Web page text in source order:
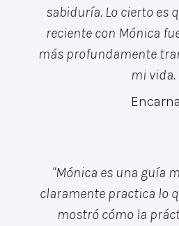
sabiduría. Lo cierto es
reciente con Mónica
más profundamente
mi vida.
Encarna
"Mónica es una guía
claramente practica lo
mostró cómo la